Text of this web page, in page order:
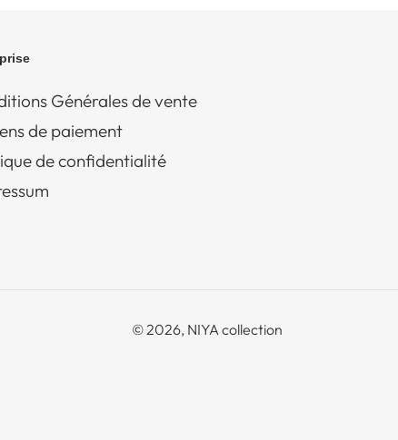
Générales de vente
de paiement
de confidentialité
© 2026, NIYA collection